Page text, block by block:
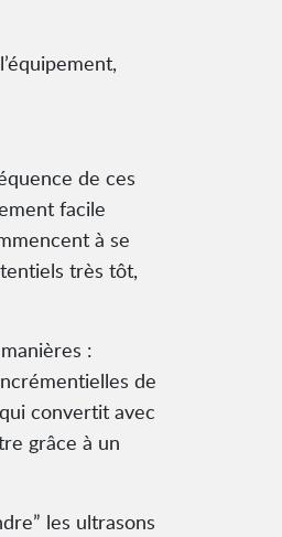
de ces
facile
à se
très tôt,
:
de
convertit avec
grâce à un
les ultrasons